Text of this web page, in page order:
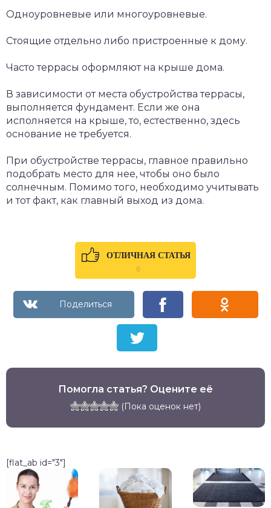
Одноуровневые или многоуровневые.
Стоящие отдельно либо пристроенные к дому.
Часто террасы оформляют на крыше дома.
В зависимости от места обустройства террасы,
выполняется фундамент. Если же она
исполняется на крыше, то, естественно, здесь
основание не требуется.
При обустройстве террасы, главное правильно
подобрать место для нее, чтобы оно было
солнечным. Помимо того, необходимо учитывать
и тот факт, как главный выход из дома.
ОТЛИЧНАЯ СТАТЬЯ
0
Помогла статья? Оцените её
(Пока оценок нет)
[flat_ab id="3"]